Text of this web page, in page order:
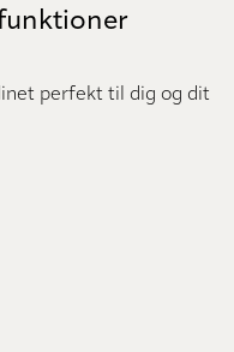
perfekt til dig og dit